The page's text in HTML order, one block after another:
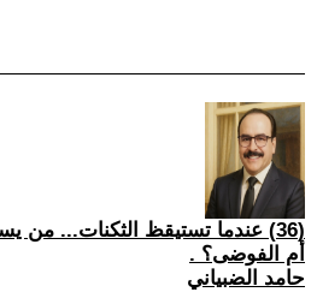
(36) عندما تستيقظ الثكنات... من
أم الفوضى؟ .
حامد الضبياني